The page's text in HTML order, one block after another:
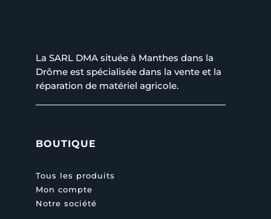
La SARL DMA située à Manthes dans la
Drôme est spécialisée dans la vente et la
réparation de matériel agricole.
BOUTIQUE
Tous les produits
Mon compte
Notre société